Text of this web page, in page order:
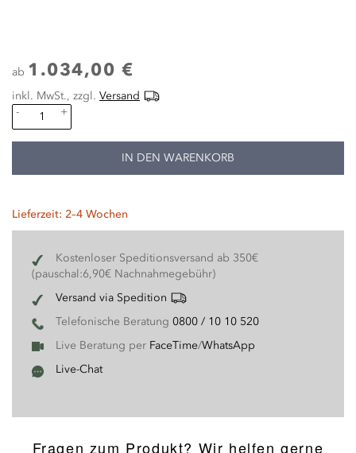
ab 1.034,00 €
inkl. MwSt., zzgl. Versand
-
+
IN DEN WARENKORB
Lieferzeit: 2–4 Wochen
Kostenloser Speditionsversand ab 350€
(pauschal:6,90€ Nachnahmegebühr)
Versand via Spedition
Telefonische Beratung 0800 / 10 10 520
Live Beratung per FaceTime/WhatsApp
Live-Chat
Fragen zum Produkt? Wir helfen gerne